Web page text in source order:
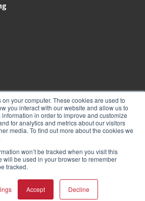
your computer. These cookies are used to
you interact with our website and allow us to
in order to improve and customize
for analytics and metrics about our visitors
media. To find out more about the cookies we
won’t be tracked when you visit this
will be used in your browser to remember
tracked.
Accept Decline